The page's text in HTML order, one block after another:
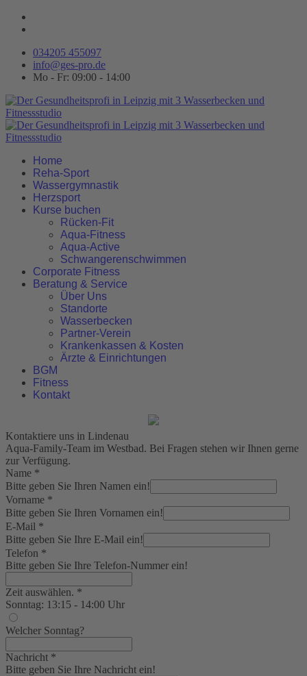
034205 455097
info@ges-pro.de
Mo - Fr: 09:00 - 14:00
Home
Reha-Sport
Wassergymnastik
Herzsport
Kurse buchen
Rücken-Fit
Aqua-Fitness
Aqua-Active
Schwangerenschwimmen
Corporate Fitness
Beratung & Service
Über Uns
Standorte
Wasserbecken
Partner-Verein
Krankenkassen & Kosten
Ärzte & Einrichtungen
BGM
Fitness
Kontakt
Kontaktiere uns in Lindenau
Aqua-Family-Team im Westbad. Bei Fragen stehen wir Ihnen gerne
zur Verfügung.
Name *
Bitte geben Sie Ihren Namen ein!
Vorname *
Bitte geben Sie Ihren Vornamen ein!
E-Mail *
Bitte geben Sie Ihre E-Mail ein!
Telefon *
Bitte geben Sie Ihre Telefon-Nummer ein!
Zeit auswählen. *
Sonntag: 13:15 - 14:00 Uhr
Welcher Sonntag?
Nachricht *
Bitte geben Sie Ihre Nachricht ein!